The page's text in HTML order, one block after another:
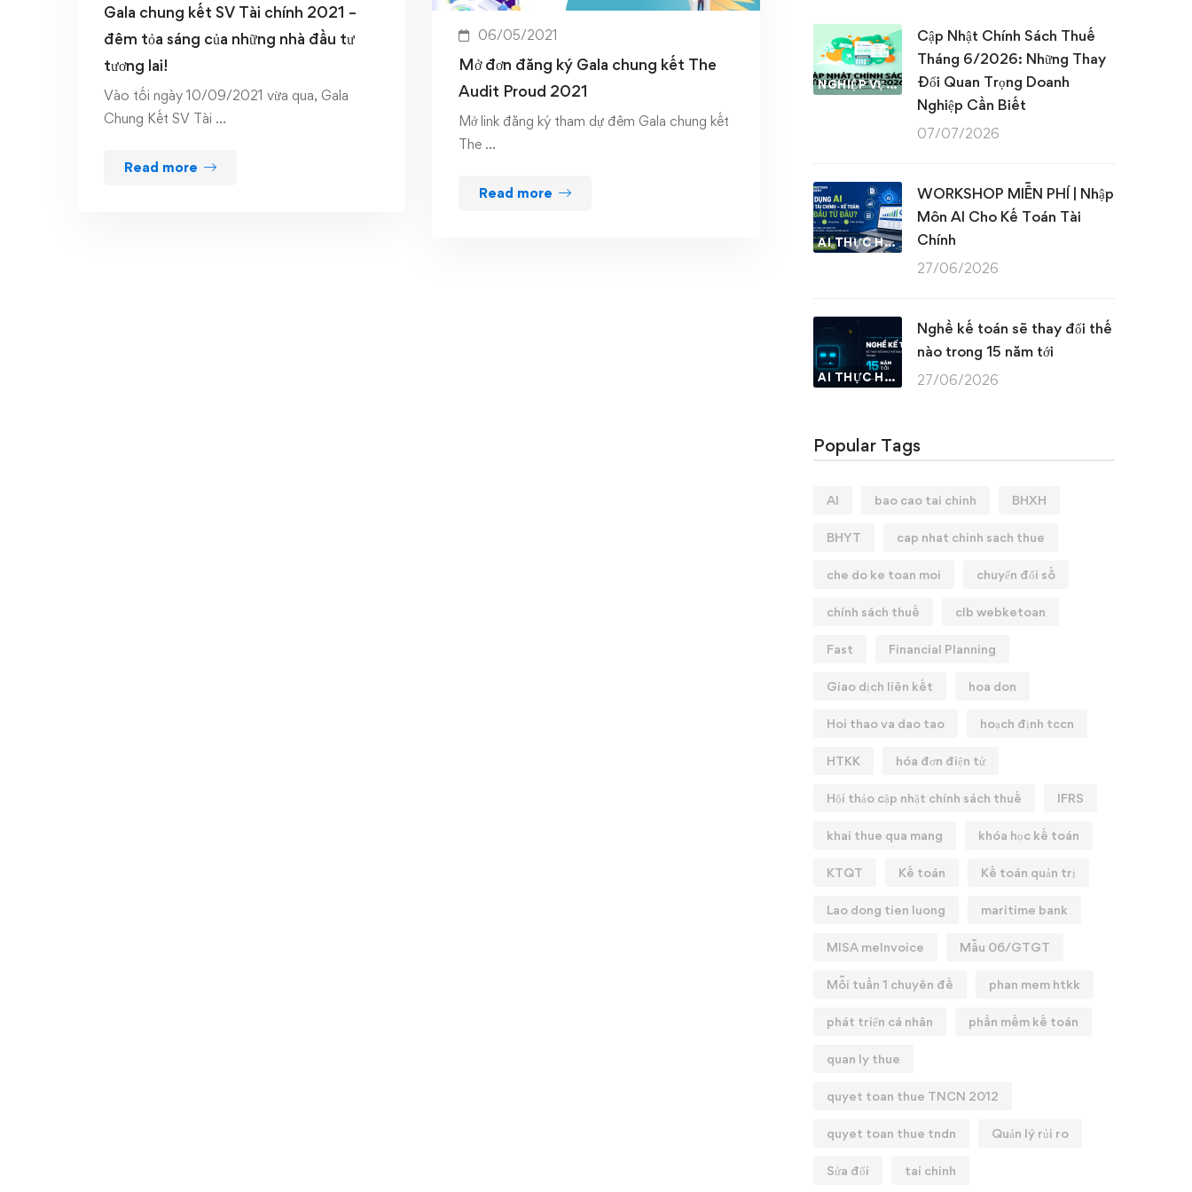
Gala chung kết SV Tài chính 2021 –
đêm tỏa sáng của những nhà đầu tư
tương lai!
Vào tối ngày 10/09/2021 vừa qua, Gala
Chung Kết SV Tài …
Read more
06/05/2021
Mở đơn đăng ký Gala chung kết The
Audit Proud 2021
Mở link đăng ký tham dự đêm Gala chung kết
The …
Read more
NGHIỆP VỤ KẾ TOÁN & THUẾ
Cập Nhật Chính Sách Thuế
Tháng 6/2026: Những Thay
Đổi Quan Trọng Doanh
Nghiệp Cần Biết
07/07/2026
AI THỰC HÀNH
WORKSHOP MIỄN PHÍ | Nhập
Môn AI Cho Kế Toán Tài
Chính
27/06/2026
AI THỰC HÀNH
Nghề kế toán sẽ thay đổi thế
nào trong 15 năm tới
27/06/2026
Popular Tags
AI bao cao tai chinh BHXH
BHYT cap nhat chinh sach thue
che do ke toan moi chuyển đổi số
chính sách thuế clb webketoan
Fast Financial Planning
Giao dịch liên kết hoa don
Hoi thao va dao tao hoạch định tccn
HTKK hóa đơn điện tử
Hội thảo cập nhật chính sách thuế IFRS
khai thue qua mang khóa học kế toán
KTQT Kế toán Kế toán quản trị
Lao dong tien luong maritime bank
MISA meInvoice Mẫu 06/GTGT
Mỗi tuần 1 chuyên đề phan mem htkk
phát triển cá nhân phần mềm kế toán
quan ly thue
quyet toan thue TNCN 2012
quyet toan thue tndn Quản lý rủi ro
Sửa đổi tai chinh